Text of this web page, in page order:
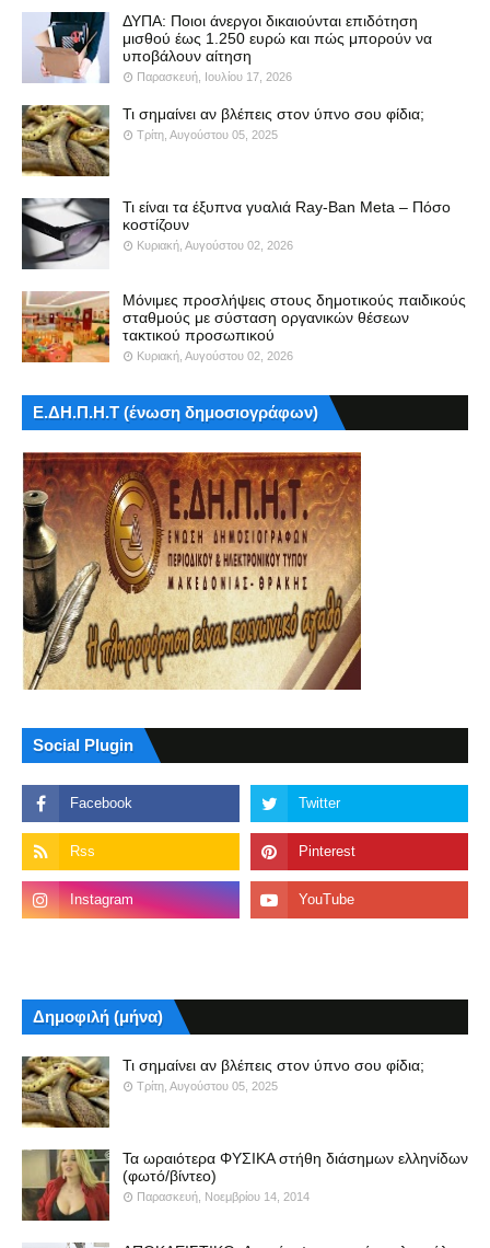
ΔΥΠΑ: Ποιοι άνεργοι δικαιούνται επιδότηση
μισθού έως 1.250 ευρώ και πώς μπορούν να
υποβάλουν αίτηση
Παρασκευή, Ιουλίου 17, 2026
Τι σημαίνει αν βλέπεις στον ύπνο σου φίδια;
Τρίτη, Αυγούστου 05, 2025
Τι είναι τα έξυπνα γυαλιά Ray-Ban Meta – Πόσο
κοστίζουν
Κυριακή, Αυγούστου 02, 2026
Μόνιμες προσλήψεις στους δημοτικούς παιδικούς
σταθμούς με σύσταση οργανικών θέσεων
τακτικού προσωπικού
Κυριακή, Αυγούστου 02, 2026
Ε.ΔΗ.Π.Η.Τ (ένωση δημοσιογράφων)
Social Plugin
Δημοφιλή (μήνα)
Τι σημαίνει αν βλέπεις στον ύπνο σου φίδια;
Τρίτη, Αυγούστου 05, 2025
Τα ωραιότερα ΦΥΣΙΚΑ στήθη διάσημων ελληνίδων
(φωτό/βίντεο)
Παρασκευή, Νοεμβρίου 14, 2014